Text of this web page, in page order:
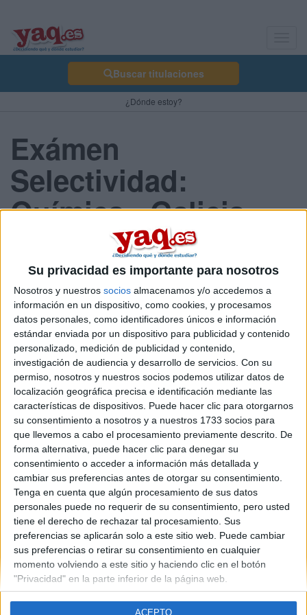
Su privacidad es importante para nosotros
Nosotros y nuestros socios almacenamos y/o accedemos a
información en un dispositivo, como cookies, y procesamos
datos personales, como identificadores únicos e información
estándar enviada por un dispositivo para publicidad y contenido
personalizado, medición de publicidad y contenido,
investigación de audiencia y desarrollo de servicios. Con su
permiso, nosotros y nuestros socios podemos utilizar datos de
localización geográfica precisa e identificación mediante las
características de dispositivos. Puede hacer clic para otorgarnos
su consentimiento a nosotros y a nuestros 1733 socios para
que llevemos a cabo el procesamiento previamente descrito. De
forma alternativa, puede hacer clic para denegar su
consentimiento o acceder a información más detallada y
cambiar sus preferencias antes de otorgar su consentimiento.
Tenga en cuenta que algún procesamiento de sus datos
personales puede no requerir de su consentimiento, pero usted
tiene el derecho de rechazar tal procesamiento. Sus
preferencias se aplicarán solo a este sitio web. Puede cambiar
sus preferencias o retirar su consentimiento en cualquier
momento volviendo a este sitio y haciendo clic en el botón
"Privacidad" en la parte inferior de la página web.
ACEPTO
Buscar titulaciones
¿Dónde estoy?
Exámen
Selectividad:
Química - Galicia
2013 Junio
Comunidad:
Galicia
Año del examen:
2013
Mes de examen:
Junio
Septiembre
Asignatura:
Química
Fichero Examen:
ex-men-selectividad-qu-mica-galicia-2013-junio.pdf
Quiénes somos| Contactar| Anúnciate
Aviso legal|Politica de privacidad|Condiciones generales
de cookies
© 2003-2026Compás Mediterráneo S.L.- Diego de León 47 - 28006
Madrid [ESPAÑA] - Tel. +34 91 593 2767